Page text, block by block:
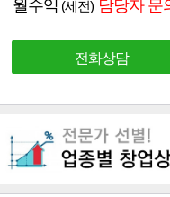
월수익 (세전) 담당자 문
전화상담